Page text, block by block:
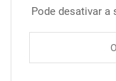
Pode desativar